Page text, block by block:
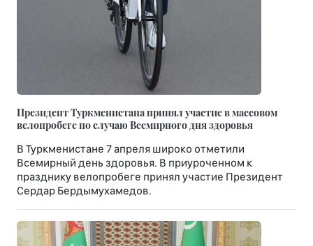
Президент Туркменистана принял участие в массовом
велопробеге по случаю Всемирного дня здоровья
В Туркменистане 7 апреля широко отметили
Всемирный день здоровья. В приуроченном к
празднику велопробеге принял участие Президент
Сердар Бердымухамедов.